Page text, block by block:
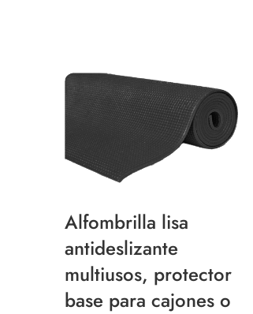
Alfombrilla lisa
antideslizante
multiusos, protector
base para cajones o